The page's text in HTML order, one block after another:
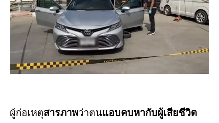
ผู้ก่อเหตุสารภาพว่าตนแอบคบหากับผู้เสียชีวิต